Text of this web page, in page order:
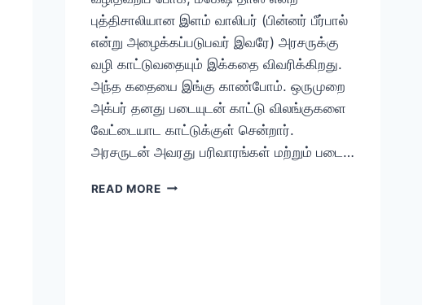
புத்திசாலியான இளம் வாலிபர் (பின்னர் பீர்பால்
என்று அழைக்கப்படுபவர் இவரே) அரசருக்கு
வழி காட்டுவதையும் இக்கதை விவரிக்கிறது.
அந்த கதையை இங்கு காண்போம். ஒருமுறை
அக்பர் தனது படையுடன் காட்டு விலங்குகளை
வேட்டையாட காட்டுக்குள் சென்றார்.
அரசருடன் அவரது பரிவாரங்கள் மற்றும் படை…
READ MOREஅக்பர்